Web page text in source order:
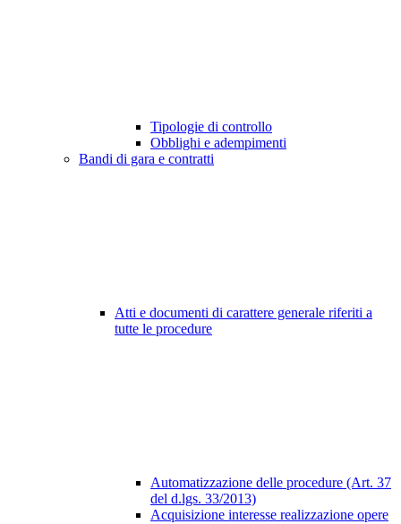
Tipologie di controllo
Obblighi e adempimenti
Bandi di gara e contratti
Atti e documenti di carattere generale riferiti a
tutte le procedure
Automatizzazione delle procedure (Art. 37
del d.lgs. 33/2013)
Acquisizione interesse realizzazione opere